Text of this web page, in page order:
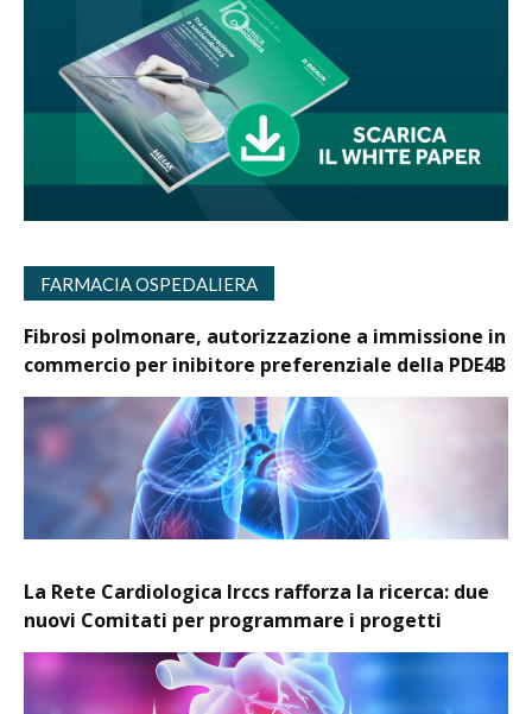
FARMACIA OSPEDALIERA
Fibrosi polmonare, autorizzazione a immissione in
commercio per inibitore preferenziale della PDE4B
La Rete Cardiologica Irccs rafforza la ricerca: due
nuovi Comitati per programmare i progetti